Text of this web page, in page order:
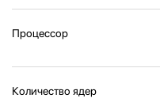
Процессор
Количество ядер